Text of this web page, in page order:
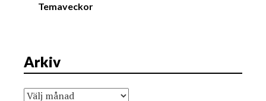
Temaveckor
Arkiv
Arkiv